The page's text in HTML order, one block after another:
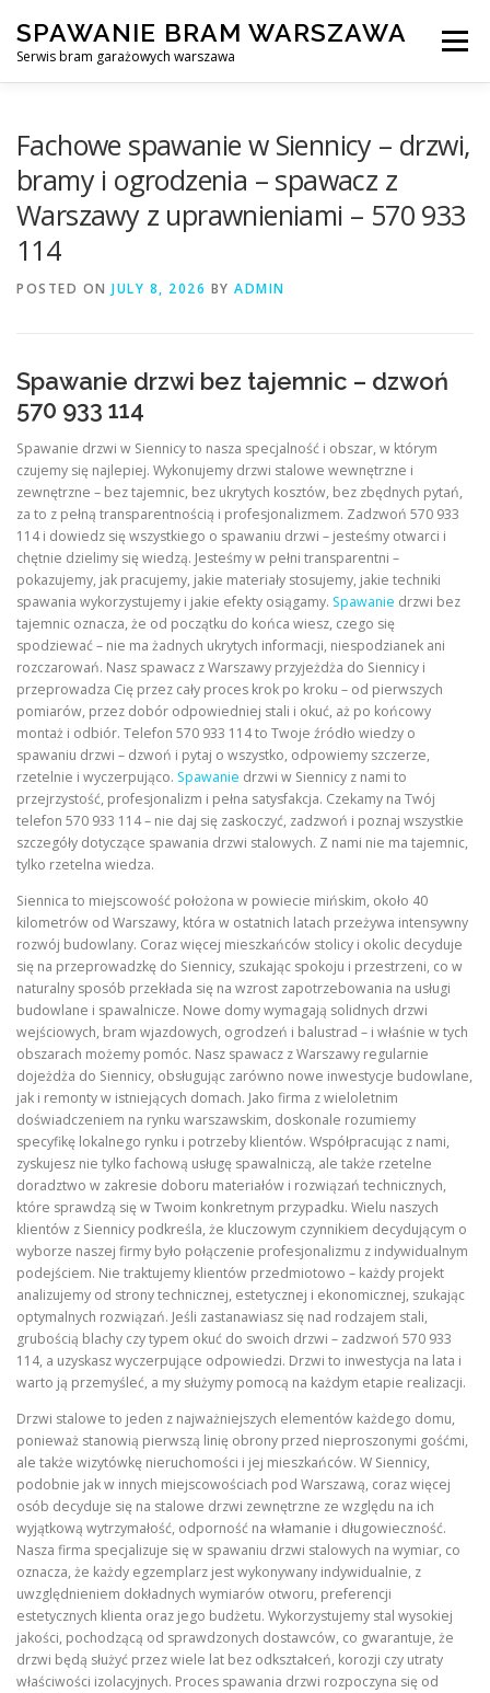
content
SPAWANIE BRAM WARSZAWA
Serwis bram garażowych warszawa
Menu
AWARYJNE OTWIERANIE BRAM BLOG KONTAKT
Fachowe spawanie w Siennicy – drzwi,
bramy i ogrodzenia – spawacz z
Warszawy z uprawnieniami – 570 933
114
POSTED ON JULY 8, 2026 BY ADMIN
Spawanie drzwi bez tajemnic – dzwoń
570 933 114
Spawanie drzwi w Siennicy to nasza specjalność i obszar, w którym
czujemy się najlepiej. Wykonujemy drzwi stalowe wewnętrzne i
zewnętrzne – bez tajemnic, bez ukrytych kosztów, bez zbędnych pytań,
za to z pełną transparentnością i profesjonalizmem. Zadzwoń 570 933
114 i dowiedz się wszystkiego o spawaniu drzwi – jesteśmy otwarci i
chętnie dzielimy się wiedzą. Jesteśmy w pełni transparentni –
pokazujemy, jak pracujemy, jakie materiały stosujemy, jakie techniki
spawania wykorzystujemy i jakie efekty osiągamy. Spawanie drzwi bez
tajemnic oznacza, że od początku do końca wiesz, czego się
spodziewać – nie ma żadnych ukrytych informacji, niespodzianek ani
rozczarowań. Nasz spawacz z Warszawy przyjeżdża do Siennicy i
przeprowadza Cię przez cały proces krok po kroku – od pierwszych
pomiarów, przez dobór odpowiedniej stali i okuć, aż po końcowy
montaż i odbiór. Telefon 570 933 114 to Twoje źródło wiedzy o
spawaniu drzwi – dzwoń i pytaj o wszystko, odpowiemy szczerze,
rzetelnie i wyczerpująco. Spawanie drzwi w Siennicy z nami to
przejrzystość, profesjonalizm i pełna satysfakcja. Czekamy na Twój
telefon 570 933 114 – nie daj się zaskoczyć, zadzwoń i poznaj wszystkie
szczegóły dotyczące spawania drzwi stalowych. Z nami nie ma tajemnic,
tylko rzetelna wiedza.
Siennica to miejscowość położona w powiecie mińskim, około 40
kilometrów od Warszawy, która w ostatnich latach przeżywa intensywny
rozwój budowlany. Coraz więcej mieszkańców stolicy i okolic decyduje
się na przeprowadzkę do Siennicy, szukając spokoju i przestrzeni, co w
naturalny sposób przekłada się na wzrost zapotrzebowania na usługi
budowlane i spawalnicze. Nowe domy wymagają solidnych drzwi
wejściowych, bram wjazdowych, ogrodzeń i balustrad – i właśnie w tych
obszarach możemy pomóc. Nasz spawacz z Warszawy regularnie
dojeżdża do Siennicy, obsługując zarówno nowe inwestycje budowlane,
jak i remonty w istniejących domach. Jako firma z wieloletnim
doświadczeniem na rynku warszawskim, doskonale rozumiemy
specyfikę lokalnego rynku i potrzeby klientów. Współpracując z nami,
zyskujesz nie tylko fachową usługę spawalniczą, ale także rzetelne
doradztwo w zakresie doboru materiałów i rozwiązań technicznych,
które sprawdzą się w Twoim konkretnym przypadku. Wielu naszych
klientów z Siennicy podkreśla, że kluczowym czynnikiem decydującym o
wyborze naszej firmy było połączenie profesjonalizmu z indywidualnym
podejściem. Nie traktujemy klientów przedmiotowo – każdy projekt
analizujemy od strony technicznej, estetycznej i ekonomicznej, szukając
optymalnych rozwiązań. Jeśli zastanawiasz się nad rodzajem stali,
grubością blachy czy typem okuć do swoich drzwi – zadzwoń 570 933
114, a uzyskasz wyczerpujące odpowiedzi. Drzwi to inwestycja na lata i
warto ją przemyśleć, a my służymy pomocą na każdym etapie realizacji.
Drzwi stalowe to jeden z najważniejszych elementów każdego domu,
ponieważ stanowią pierwszą linię obrony przed nieproszonymi gośćmi,
ale także wizytówkę nieruchomości i jej mieszkańców. W Siennicy,
podobnie jak w innych miejscowościach pod Warszawą, coraz więcej
osób decyduje się na stalowe drzwi zewnętrzne ze względu na ich
wyjątkową wytrzymałość, odporność na włamanie i długowieczność.
Nasza firma specjalizuje się w spawaniu drzwi stalowych na wymiar, co
oznacza, że każdy egzemplarz jest wykonywany indywidualnie, z
uwzględnieniem dokładnych wymiarów otworu, preferencji
estetycznych klienta oraz jego budżetu. Wykorzystujemy stal wysokiej
jakości, pochodzącą od sprawdzonych dostawców, co gwarantuje, że
drzwi będą służyć przez wiele lat bez odkształceń, korozji czy utraty
właściwości izolacyjnych. Proces spawania drzwi rozpoczyna się od